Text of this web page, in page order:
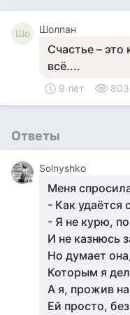
Шо Шолпан
​Счастье –
всё....
9 лет 803
Ответы
Solnyshko
Меня
- Как удаётся
- Я не курю,
И не казнюсь
Но думает
Которым я
А я, прожив на
Ей просто,